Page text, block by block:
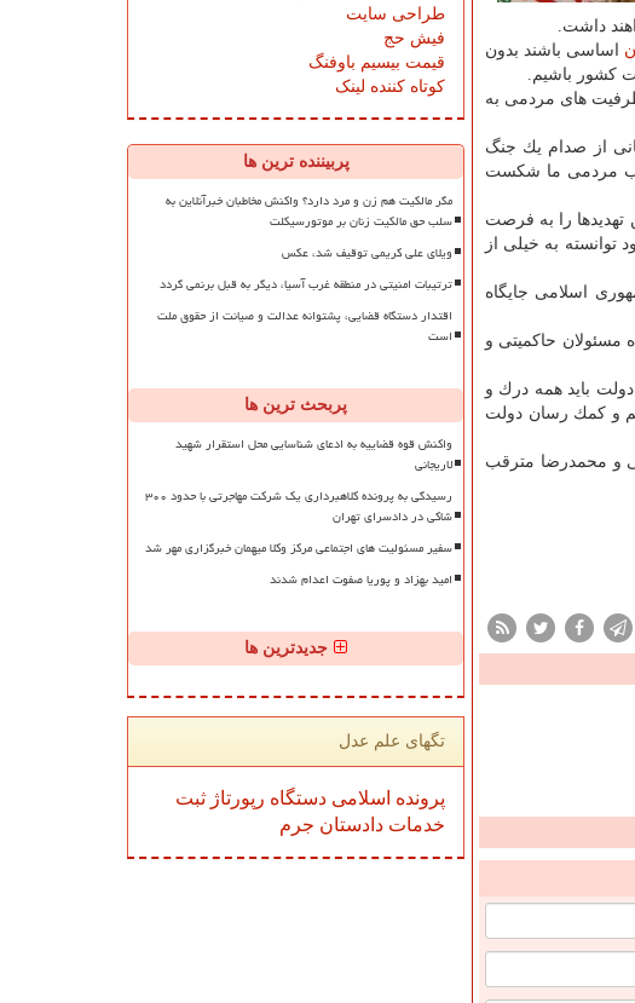
داشت.
اساسی باشند بدون
كشور باشیم.
های مردمی به
پشتیبانی از صدام یك جنگ
مردمی ما شكست
تهدیدها را به فرصت
توانسته به خیلی از
اسلامی جایگاه
رسیده مسئولان حاكمیتی و
باید همه درك و
و كمك رسان دولت
۱۴ ساله علی اكبر گروسی قدردانی و محمدرضا مترقب
طراحی سایت
فیش حج
قیمت بیسیم باوفنگ
کوتاه کننده لینک
پربیننده ترین ها
مگر مالکیت هم زن و مرد دارد؟ واکنش مخاطبان خبرآنلاین به
سلب حق مالکیت زنان بر موتورسیکلت
ویلای علی کریمی توقیف شد، عکس
ترتیبات امنیتی در منطقه غرب آسیا، دیگر به قبل برنمی گردد
اقتدار دستگاه قضایی، پشتوانه عدالت و صیانت از حقوق ملت
است
پربحث ترین ها
واکنش قوه قضاییه به ادعای شناسایی محل استقرار شهید
لاریجانی
رسیدگی به پرونده کلاهبرداری یک شرکت مهاجرتی با حدود ۳۰۰
شاکی در دادسرای تهران
سفیر مسئولیت های اجتماعی مرکز وکلا میهمان خبرگزاری مهر شد
امید بهزاد و پوریا صفوت اعدام شدند
جدیدترین ها
تگهای علم عدل
پرونده اسلامی دستگاه رپورتاژ ثبت
خدمات دادستان جرم